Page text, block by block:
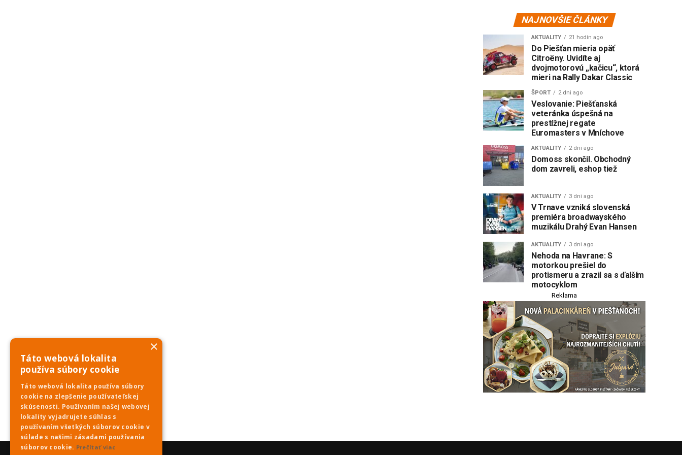
NAJNOVŠIE ČLÁNKY
AKTUALITY 21 hodín ago
Do Piešťan mieria opäť
Citroëny. Uvidíte aj
dvojmotorovú „kačicu“, ktorá
mieri na Rally Dakar Classic
ŠPORT 2 dni ago
Veslovanie: Piešťanská
veteránka úspešná na
prestížnej regate
Euromasters v Mníchove
AKTUALITY 2 dni ago
Domoss skončil. Obchodný
dom zavreli, eshop tiež
AKTUALITY 3 dni ago
V Trnave vzniká slovenská
premiéra broadwayského
muzikálu Drahý Evan Hansen
AKTUALITY 3 dni ago
Nehoda na Havrane: S
motorkou prešiel do
protismeru a zrazil sa s ďalším
motocyklom
Reklama
×
Táto webová lokalita
používa súbory cookie
Táto webová lokalita používa súbory
cookie na zlepšenie používateľskej
skúsenosti. Používaním našej webovej
lokality vyjadrujete súhlas s
používaním všetkých súborov cookie v
súlade s našimi zásadami používania
súborov cookie. Prečítať viac